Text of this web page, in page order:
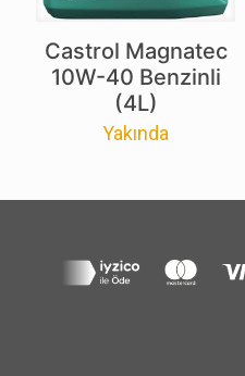
Castrol Magnatec
10W-40 Benzinli
(4L)
Yakında